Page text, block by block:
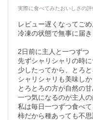
実際に食べてみたおいしさの評
レビュー遅くなってご
冷凍の状態で無事に届き
2日前に主人と一つずつ
先ずシャリシャリの時に
少したってから、とろ
シャリシャリも美味し
とろとろの方が自然の
一つ気になるのが主人
私は毎日一つずつ食べて
柿だから種あっても不